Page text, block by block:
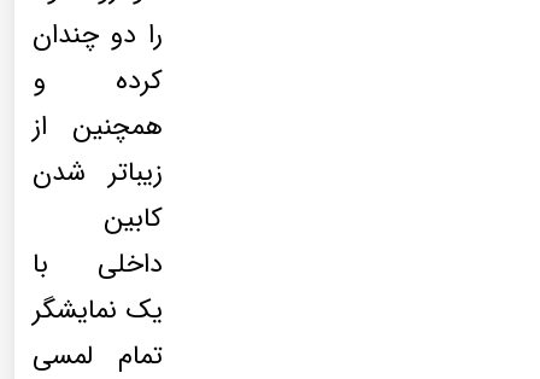
را دو چندان
کرده و
همچنین از
زیباتر شدن
کابین
داخلی با
یک نمایشگر
تمام لمسی